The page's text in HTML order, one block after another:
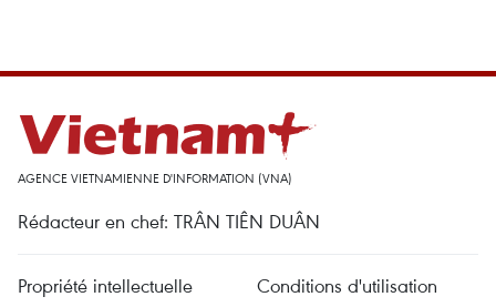
AGENCE VIETNAMIENNE D'INFORMATION (VNA)
Rédacteur en chef: TRÂN TIÊN DUÂN
Propriété intellectuelle
Conditions d'utilisation